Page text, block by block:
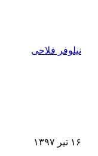
نیلوفر فلاحی
۱۶ تیر ۱۳۹۷